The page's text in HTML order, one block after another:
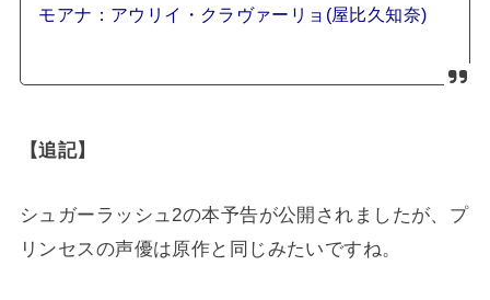
モアナ：アウリイ・クラヴァーリョ(屋比久知奈)
【追記】
シュガーラッシュ2の本予告が公開されましたが、プ
リンセスの声優は原作と同じみたいですね。